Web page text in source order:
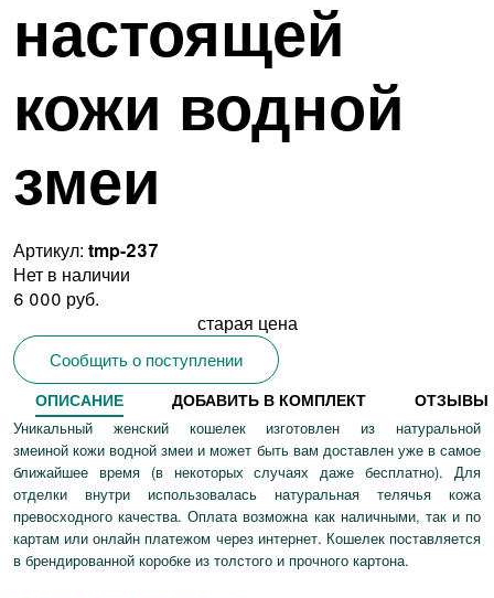
настоящей
кожи водной
змеи
Артикул: tmp-237
Нет в наличии
6 000 руб.
старая цена
Сообщить о поступлении
ОПИСАНИЕ ДОБАВИТЬ В КОМПЛЕКТ ОТЗЫВЫ
Уникальный женский кошелек изготовлен из натуральной
змеиной кожи водной змеи и может быть вам доставлен уже в самое
ближайшее время (в некоторых случаях даже бесплатно). Для
отделки внутри использовалась натуральная телячья кожа
превосходного качества. Оплата возможна как наличными, так и по
картам или онлайн платежом через интернет. Кошелек поставляется
в брендированной коробке из толстого и прочного картона.